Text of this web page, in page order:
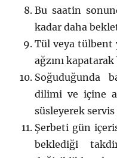
Bu saatin
kadar daha
Tül veya tülbent
ağzını
Soğuduğunda
dilimi ve içine
süsleyerek
Şerbeti gün
beklediği